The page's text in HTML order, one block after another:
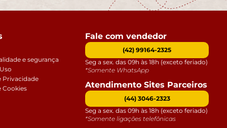
e segurança
Privacidade
Cookies
Fale com vendedor
(42) 99164-2325
Seg a sex. das 09h às 18h (exceto feriado)
*Somente WhatsApp
Atendimento Sites Parceiros
(44) 3046-2323
Seg a sex. das 09h às 18h (exceto feriado)
*Somente ligações telefônicas